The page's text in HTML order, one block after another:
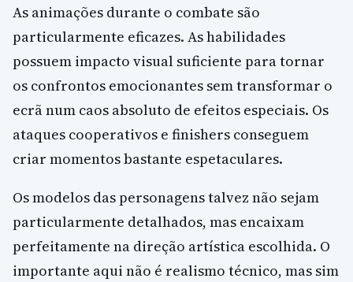
As animações durante o combate são
particularmente eficazes. As habilidades
possuem impacto visual suficiente para tornar
os confrontos emocionantes sem transformar o
ecrã num caos absoluto de efeitos especiais. Os
ataques cooperativos e finishers conseguem
criar momentos bastante espetaculares.
Os modelos das personagens talvez não sejam
particularmente detalhados, mas encaixam
perfeitamente na direção artística escolhida. O
importante aqui não é realismo técnico, mas sim